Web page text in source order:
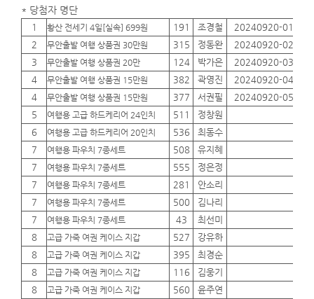
* 당첨자 명단
1 황산 전세기 4일[실속] 699원 191 조경철 20240920-01
2
무안출발 여행 상품권 30만원 315 정동완 20240920-02
3
무안출발 여행 상품권 20만 124 박가은 20240920-03
4
무안출발 여행 상품권 15만원 382 곽영진 20240920-04
4
무안출발 여행 상품권 15만원 377 서권필 20240920-05
5
여행용 고급 하드케리어 24인치 511 정창원
6
여행용 고급 하드케리어 20인치 536 최동수
7
여행용 파우치 7종세트 508 유지혜
7
여행용 파우치 7종세트 555 정은정
7
여행용 파우치 7종세트 281 안소리
7
여행용 파우치 7종세트 500 김나리
7
여행용 파우치 7종세트 43 최선미
8
고급 가죽 여권 케이스 지갑 527 강유하
8
고급 가죽 여권 케이스 지갑 395 최경순
8
고급 가죽 여권 케이스 지갑 116 김웅기
8
고급 가죽 여권 케이스 지갑 560 윤주연